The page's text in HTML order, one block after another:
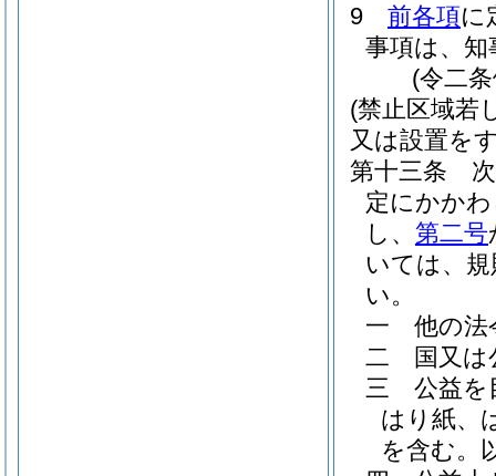
9
前各項に
事項は、
(令二
(禁止区域若
又は設置を
第十三条
定にかか
し、 第二号
いては、
い。
一
他の法
二
国又
三
公益を
はり紙、
を含む。